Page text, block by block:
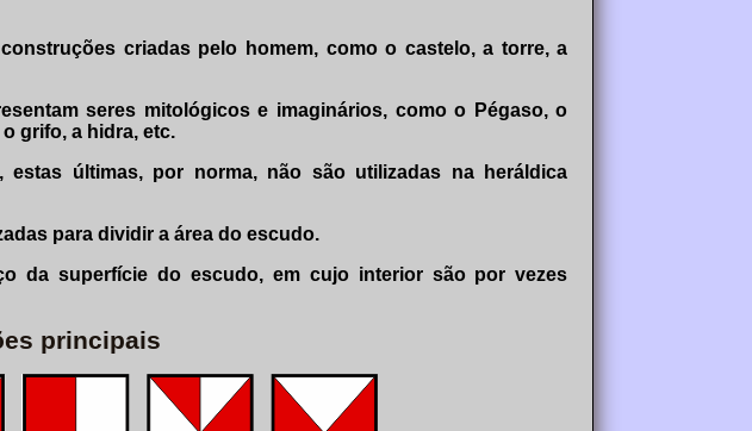
criadas pelo homem, como o castelo, a torre, a
seres mitológicos e imaginários, como o Pégaso, o
grifo, a hidra, etc.
últimas, por norma, não são utilizadas na heráldica
para dividir a área do escudo.
da superfície do escudo, em cujo interior são por vezes
principais